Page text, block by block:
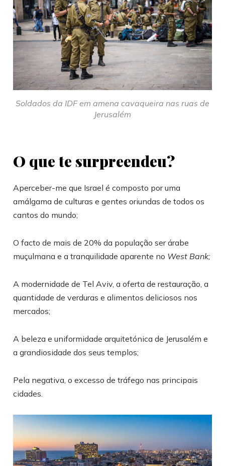
Soldados da IDF em amena cavaqueira nas ruas de
Jerusalém
O que te surpreendeu?
Aperceber-me que Israel é composto por uma
amálgama de culturas e gentes oriundas de todos os
cantos do mundo;
O facto de mais de 20% da população ser árabe
muçulmana e a tranquilidade aparente no West Bank;
A modernidade de Tel Aviv, a oferta de restauração, a
quantidade de verduras e alimentos deliciosos nos
mercados;
A beleza e uniformidade arquitetónica de Jerusalém e
a grandiosidade dos seus templos;
Pela negativa, o excesso de tráfego nas principais
cidades.